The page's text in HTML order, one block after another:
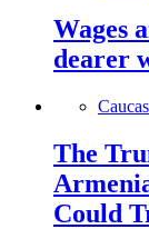
Wages
dearer
The
Could